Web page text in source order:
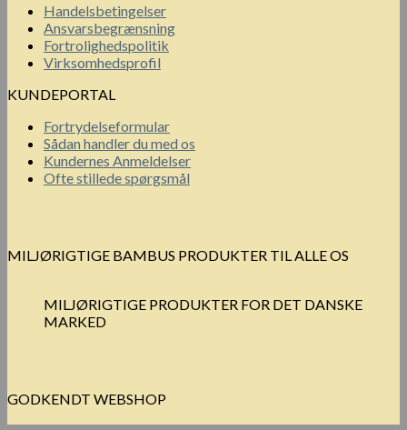
Handelsbetingelser
Ansvarsbegrænsning
Fortrolighedspolitik
Virksomhedsprofil
KUNDEPORTAL
Fortrydelseformular
Sådan handler du med os
Kundernes Anmeldelser
Ofte stillede spørgsmål
MILJØRIGTIGE BAMBUS PRODUKTER TIL ALLE OS
MILJØRIGTIGE PRODUKTER FOR DET DANSKE
MARKED
GODKENDT WEBSHOP